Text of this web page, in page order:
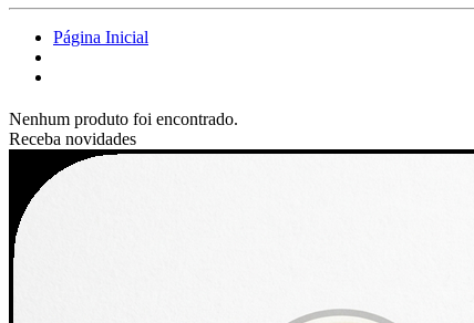
Página Inicial
Nenhum produto foi encontrado.
Receba novidades